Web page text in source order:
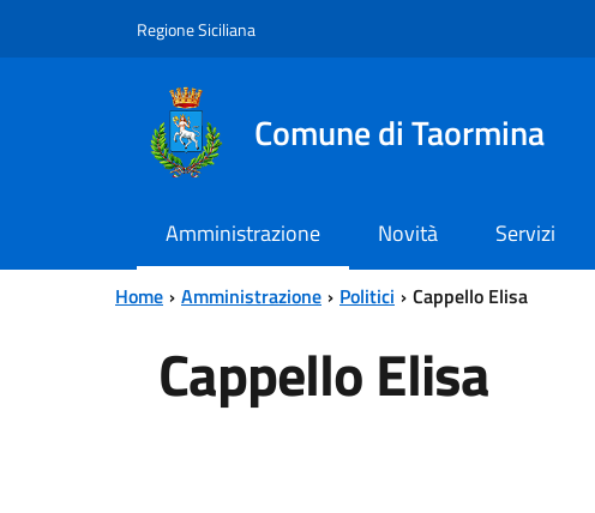
Regione Siciliana
Comune di Taormina
Amministrazione Novità Servizi
Home Amministrazione Politici Cappello Elisa
Cappello Elisa